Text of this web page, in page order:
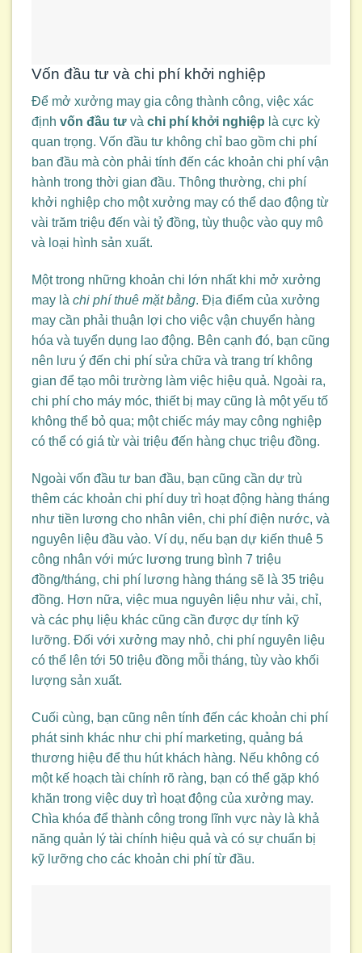
Vốn đầu tư và chi phí khởi nghiệp
Để mở xưởng may gia công thành công, việc xác
định vốn đầu tư và chi phí khởi nghiệp là cực kỳ
quan trọng. Vốn đầu tư không chỉ bao gồm chi phí
ban đầu mà còn phải tính đến các khoản chi phí vận
hành trong thời gian đầu. Thông thường, chi phí
khởi nghiệp cho một xưởng may có thể dao động từ
vài trăm triệu đến vài tỷ đồng, tùy thuộc vào quy mô
và loại hình sản xuất.
Một trong những khoản chi lớn nhất khi mở xưởng
may là chi phí thuê mặt bằng. Địa điểm của xưởng
may cần phải thuận lợi cho việc vận chuyển hàng
hóa và tuyển dụng lao động. Bên cạnh đó, bạn cũng
nên lưu ý đến chi phí sửa chữa và trang trí không
gian để tạo môi trường làm việc hiệu quả. Ngoài ra,
chi phí cho máy móc, thiết bị may cũng là một yếu tố
không thể bỏ qua; một chiếc máy may công nghiệp
có thể có giá từ vài triệu đến hàng chục triệu đồng.
Ngoài vốn đầu tư ban đầu, bạn cũng cần dự trù
thêm các khoản chi phí duy trì hoạt động hàng tháng
như tiền lương cho nhân viên, chi phí điện nước, và
nguyên liệu đầu vào. Ví dụ, nếu bạn dự kiến thuê 5
công nhân với mức lương trung bình 7 triệu
đồng/tháng, chi phí lương hàng tháng sẽ là 35 triệu
đồng. Hơn nữa, việc mua nguyên liệu như vải, chỉ,
và các phụ liệu khác cũng cần được dự tính kỹ
lưỡng. Đối với xưởng may nhỏ, chi phí nguyên liệu
có thể lên tới 50 triệu đồng mỗi tháng, tùy vào khối
lượng sản xuất.
Cuối cùng, bạn cũng nên tính đến các khoản chi phí
phát sinh khác như chi phí marketing, quảng bá
thương hiệu để thu hút khách hàng. Nếu không có
một kế hoạch tài chính rõ ràng, bạn có thể gặp khó
khăn trong việc duy trì hoạt động của xưởng may.
Chìa khóa để thành công trong lĩnh vực này là khả
năng quản lý tài chính hiệu quả và có sự chuẩn bị
kỹ lưỡng cho các khoản chi phí từ đầu.